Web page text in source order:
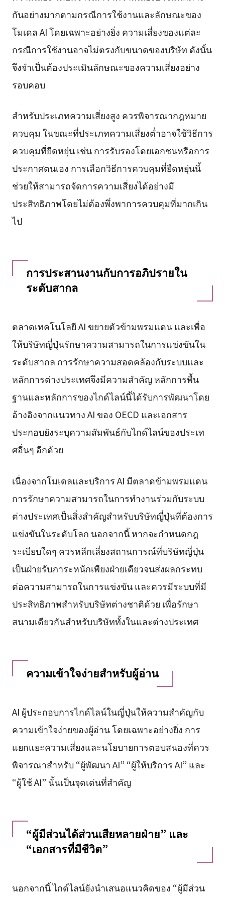
กันอย่างมากตามกรณีการใช้งานและลักษณะของ
โมเดล AI โดยเฉพาะอย่างยิ่ง ความเสี่ยงของแต่ละ
กรณีการใช้งานอาจไม่ตรงกับขนาดของบริษัท ดังนั้น
จึงจำเป็นต้องประเมินลักษณะของความเสี่ยงอย่าง
รอบคอบ
สำหรับประเภทความเสี่ยงสูง ควรพิจารณากฎหมาย
ควบคุม ในขณะที่ประเภทความเสี่ยงต่ำอาจใช้วิธีการ
ควบคุมที่ยืดหยุ่น เช่น การรับรองโดยเอกชนหรือการ
ประกาศตนเอง การเลือกวิธีการควบคุมที่ยืดหยุ่นนี้
ช่วยให้สามารถจัดการความเสี่ยงได้อย่างมี
ประสิทธิภาพโดยไม่ต้องพึ่งพาการควบคุมที่มากเกิน
ไป
การประสานงานกับการอภิปรายใน
ระดับสากล
ตลาดเทคโนโลยี AI ขยายตัวข้ามพรมแดน และเพื่อ
ให้บริษัทญี่ปุ่นรักษาความสามารถในการแข่งขันใน
ระดับสากล การรักษาความสอดคล้องกับระบบและ
หลักการต่างประเทศจึงมีความสำคัญ หลักการพื้น
ฐานและหลักการของไกด์ไลน์นี้ได้รับการพัฒนาโดย
อ้างอิงจากแนวทาง AI ของ OECD และเอกสาร
ประกอบยังระบุความสัมพันธ์กับไกด์ไลน์ของประเท
ศอื่นๆ อีกด้วย
เนื่องจากโมเดลและบริการ AI มีตลาดข้ามพรมแดน
การรักษาความสามารถในการทำงานร่วมกับระบบ
ต่างประเทศเป็นสิ่งสำคัญสำหรับบริษัทญี่ปุ่นที่ต้องการ
แข่งขันในระดับโลก นอกจากนี้ หากจะกำหนดกฎ
ระเบียบใดๆ ควรหลีกเลี่ยงสถานการณ์ที่บริษัทญี่ปุ่น
เป็นฝ่ายรับภาระหนักเพียงฝ่ายเดียวจนส่งผลกระทบ
ต่อความสามารถในการแข่งขัน และควรมีระบบที่มี
ประสิทธิภาพสำหรับบริษัทต่างชาติด้วย เพื่อรักษา
สนามเดียวกันสำหรับบริษัททั้งในและต่างประเทศ
ความเข้าใจง่ายสำหรับผู้อ่าน
AI ผู้ประกอบการไกด์ไลน์ในญี่ปุ่นให้ความสำคัญกับ
ความเข้าใจง่ายของผู้อ่าน โดยเฉพาะอย่างยิ่ง การ
แยกแยะความเสี่ยงและนโยบายการตอบสนองที่ควร
พิจารณาสำหรับ “ผู้พัฒนา AI” “ผู้ให้บริการ AI” และ
“ผู้ใช้ AI” นั้นเป็นจุดเด่นที่สำคัญ
“ผู้มีส่วนได้ส่วนเสียหลายฝ่าย” และ
“เอกสารที่มีชีวิต”
นอกจากนี้ ไกด์ไลน์ยังนำเสนอแนวคิดของ “ผู้มีส่วน